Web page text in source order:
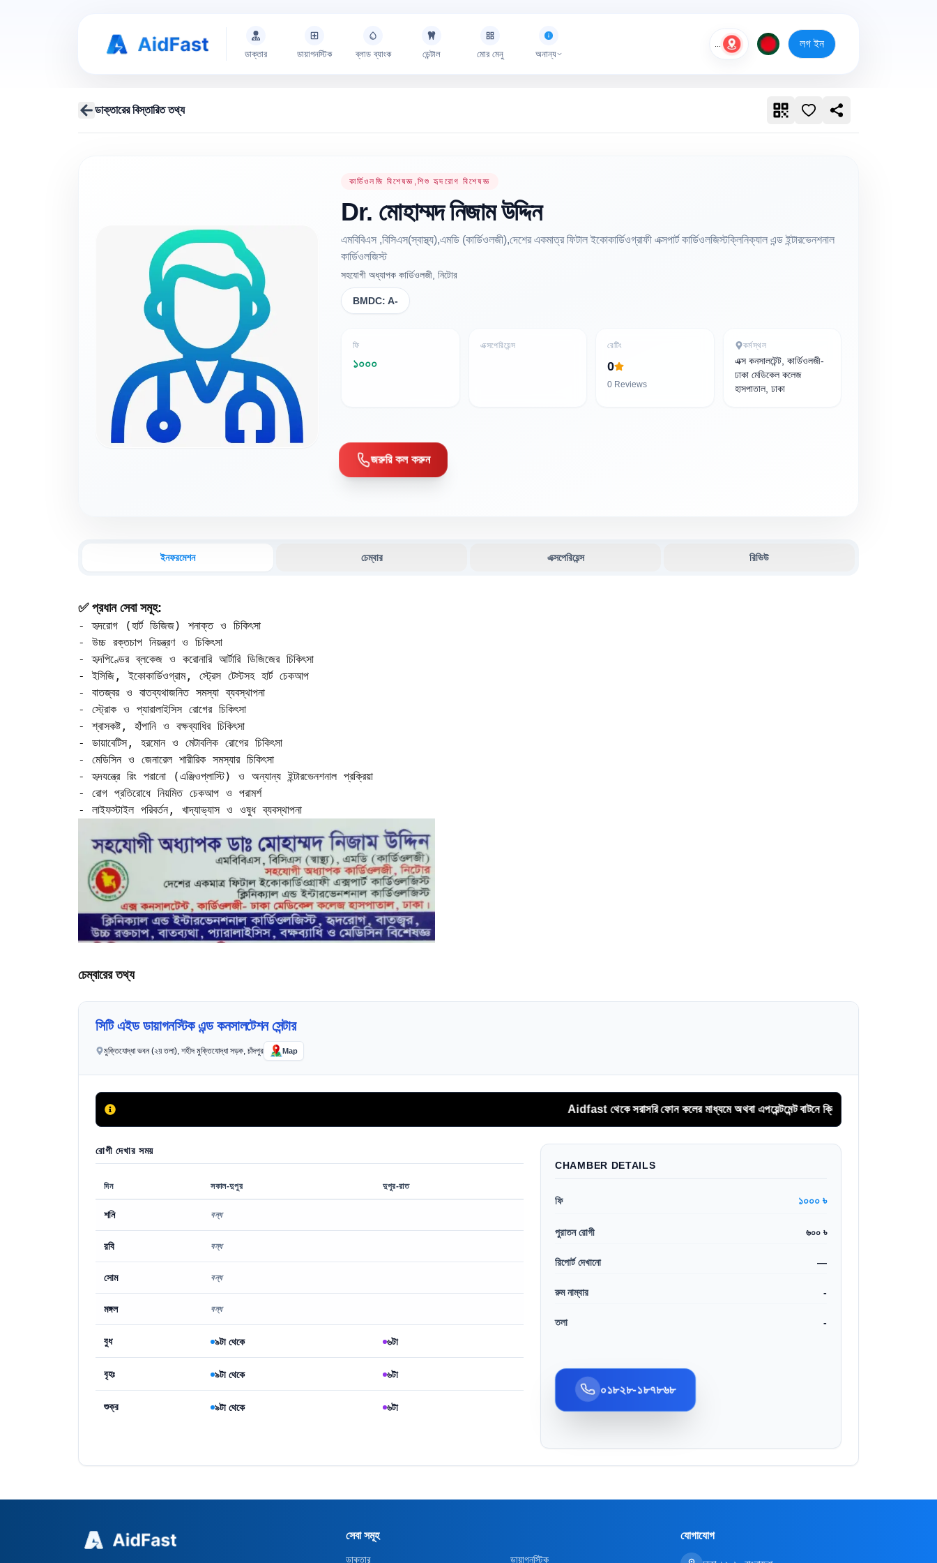
ডাক্তার ডায়াগনস্টিক ব্লাড ব্যাংক ডেন্টাল মোর মেনু অনান্য
লগ ইন
ডাক্তারের বিস্তারিত তথ্য
কার্ডিওলজি বিশেষজ্ঞ,শিশু হৃদরোগ বিশেষজ্ঞ
Dr. মোহাম্মদ নিজাম উদ্দিন
এমবিবিএস ,বিসিএস(স্বাস্থ্য),এমডি (কার্ডিওলজী),দেশের একমাত্র ফিটাল ইকোকার্ডিওগ্রাফী এক্সপার্ট কার্ডিওলজিস্টক্লিনিক্যাল এন্ড ইন্টারভেনশনাল
কার্ডিওলজিস্ট
সহযোগী অধ্যাপক কার্ডিওলজী, নিটোর
BMDC: A-
ফি
১০০০
এক্সপেরিয়েন্স রেটিং
0
0 Reviews
কর্মস্থল
এক্স কনসালটেন্ট, কার্ডিওলজী-
ঢাকা মেডিকেল কলেজ
হাসপাতাল, ঢাকা
জরুরি কল করুন
ইনফরমেশন চেম্বার এক্সপেরিয়েন্স রিভিউ
✅ প্রধান সেবা সমূহ:
- হৃদরোগ (হার্ট ডিজিজ) শনাক্ত ও চিকিৎসা
- উচ্চ রক্তচাপ নিয়ন্ত্রণ ও চিকিৎসা
- হৃদপিণ্ডের ব্লকেজ ও করোনারি আর্টারি ডিজিজের চিকিৎসা
- ইসিজি, ইকোকার্ডিওগ্রাম, স্ট্রেস টেস্টসহ হার্ট চেকআপ
- বাতজ্বর ও বাতব্যথাজনিত সমস্যা ব্যবস্থাপনা
- স্ট্রোক ও প্যারালাইসিস রোগের চিকিৎসা
- শ্বাসকষ্ট, হাঁপানি ও বক্ষব্যাধির চিকিৎসা
- ডায়াবেটিস, হরমোন ও মেটাবলিক রোগের চিকিৎসা
- মেডিসিন ও জেনারেল শারীরিক সমস্যার চিকিৎসা
- হৃদযন্ত্রে রিং পরানো (এঞ্জিওপ্লাস্টি) ও অন্যান্য ইন্টারভেনশনাল প্রক্রিয়া
- রোগ প্রতিরোধে নিয়মিত চেকআপ ও পরামর্শ
- লাইফস্টাইল পরিবর্তন, খাদ্যাভ্যাস ও ওষুধ ব্যবস্থাপনা
চেম্বারের তথ্য
সিটি এইড ডায়াগনস্টিক এন্ড কনসালটেশন সেন্টার
মুক্তিযোদ্ধা ভবন (২য় তলা), শহীদ মুক্তিযোদ্ধা সড়ক, চাঁদপুর Map
Aidfast থেকে সরাসরি ফোন কলের মাধ্যমে অথবা এপয়েন্টমেন্ট বাটনে ক্লিক করে সিরিয়াল বুকিং করুন
রোগী দেখার সময়
দিন সকাল-দুপুর দুপুর-রাত
শনি বন্ধ
রবি বন্ধ
সোম বন্ধ
মঙ্গল বন্ধ
বুধ ৯টা থেকে ৬টা
বৃহঃ ৯টা থেকে ৬টা
শুক্র ৯টা থেকে ৬টা
CHAMBER DETAILS
ফি ১০০০ ৳
পুরাতন রোগী ৬০০ ৳
রিপোর্ট দেখানো —
রুম নাম্বার -
তলা -
০১৮২৮-১৮৭৮৬৮
সেবা সমূহ
ডাক্তার ডায়াগনস্টিক
যোগাযোগ